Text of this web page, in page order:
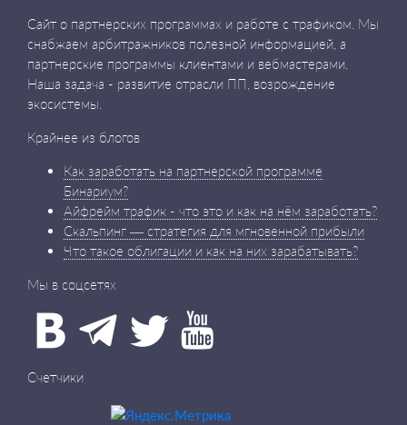
Сайт о партнерских программах и работе с трафиком. Мы
снабжаем арбитражников полезной информацией, а
партнерские программы клиентами и вебмастерами.
Наша задача - развитие отрасли ПП, возрождение
экосистемы.
Крайнее из блогов
Как заработать на партнерской программе
Бинариум?
Айфрейм трафик - что это и как на нём заработать?
Скальпинг — стратегия для мгновенной прибыли
Что такое облигации и как на них зарабатывать?
Мы в соцсетях
Счетчики